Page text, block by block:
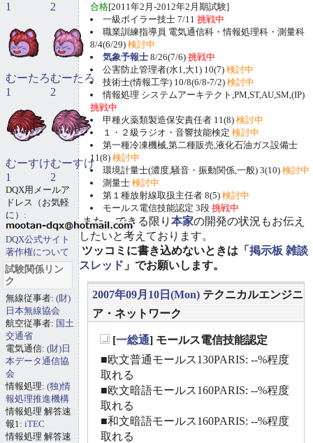
合格[2011年2月-2012年2月期試験]
一級ボイラー技士 7/11 挑戦中
職業訓練指導員 電気通信科・情報処理科・測量科
8/4(6/29) 検討中
気象予報士 8/26(7/6) 挑戦中
公害防止管理者(水1,大1) 10(7) 検討中
技術士(情報工学) 10/8(6/8-7/2) 検討中
情報処理 システムアーキテクト,PM,ST,AU,SM,(IP)
挑戦中
甲種火薬類製造保安責任者 11(8) 検討中
１・２級ラジオ・音響技能検定 検討中
第一種冷凍機械,第二種販売,液化石油ガス設備士
11(8) 検討中
環境計量士(濃度,騒音・振動関係,一般) 3(10) 検討中
測量士 検討中
第１種放射線取扱主任者 8(5) 検討中
モールス電信技能認定 3段 挑戦中
また、できる限り 本家の開発の状況もお伝え
したいと考えております。
ツッコミに書き込めないときは「 掲示板 雑談
スレッド 」でお願いします。
2007年09月10日(Mon) テクニカルエンジニ
ア・ネットワーク
[一総通] モールス電信技能認定
■欧文普通モールス130PARIS: --%程度
取れる
■欧文暗語モールス160PARIS: --%程度
取れる
■和文暗語モールス160PARIS: --%程度
取れる
1
2
むーたろ
1
むーたろ
2
むーすけ
1
むーすけ
2
DQX用メールア
ドレス（お気軽
に）:
DQX公式サイト
著作権について
試験関係リン
ク
無線従事者: (財)
日本無線協会
航空従事者: 国土
交通省
電気通信: (財)日
本データ通信協
会
情報処理: (独)情
報処理推進機構
情報処理 解答速
報1: iTEC
情報処理 解答速